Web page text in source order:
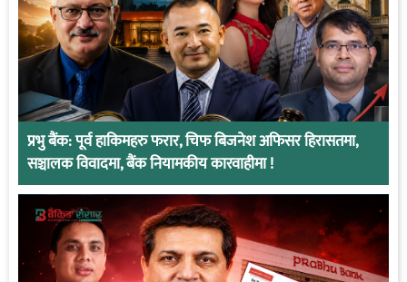
प्रभु बैंक: पूर्व हाकिमहरु फरार, चिफ बिजनेश अफिसर हिरासतमा,
सञ्चालक विवादमा, बैंक नियामकीय कारवाहीमा !